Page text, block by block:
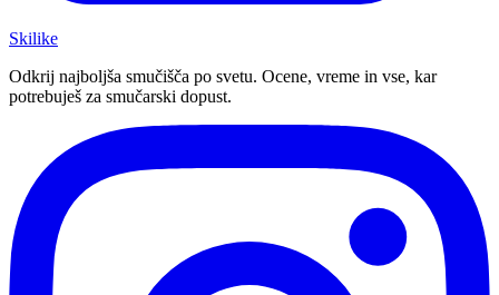
Skilike
Odkrij najboljša smučišča po svetu. Ocene, vreme in vse, kar
potrebuješ za smučarski dopust.